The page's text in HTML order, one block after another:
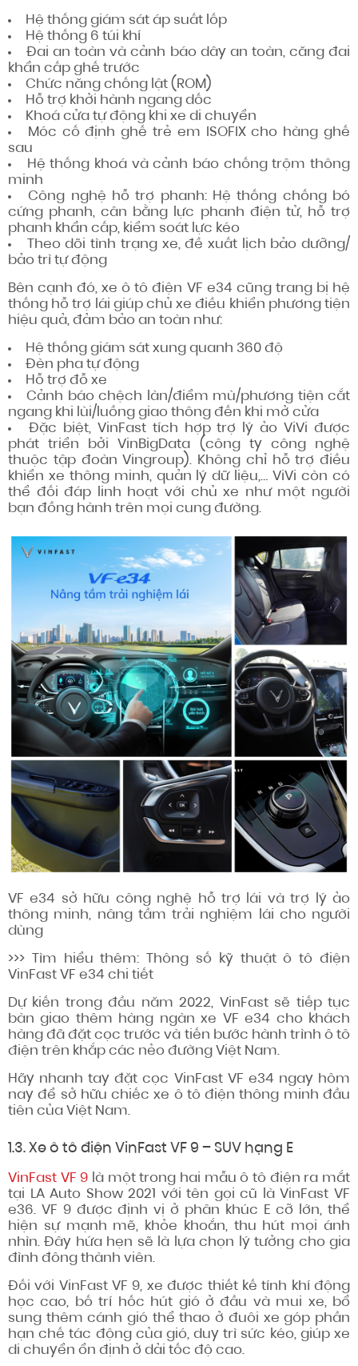
Hệ thống giám sát áp suất lốp
Hệ thống 6 túi khí
Đai an toàn và cảnh báo dây an toàn, căng đai
khẩn cấp ghế trước
Chức năng chống lật (ROM)
Hỗ trợ khởi hành ngang dốc
Khoá cửa tự động khi xe di chuyển
Móc cố định ghế trẻ em ISOFIX cho hàng ghế
sau
Hệ thống khoá và cảnh báo chống trộm thông
minh
Công nghệ hỗ trợ phanh: Hệ thống chống bó
cứng phanh, cân bằng lực phanh điện tử, hỗ trợ
phanh khẩn cấp, kiểm soát lực kéo
Theo dõi tình trạng xe, đề xuất lịch bảo dưỡng/
bảo trì tự động
Bên cạnh đó, xe ô tô điện VF e34 cũng trang bị hệ
thống hỗ trợ lái giúp chủ xe điều khiển phương tiện
hiệu quả, đảm bảo an toàn như:
Hệ thống giám sát xung quanh 360 độ
Đèn pha tự động
Hỗ trợ đỗ xe
Cảnh báo chệch làn/điểm mù/phương tiện cắt
ngang khi lùi/luồng giao thông đến khi mở cửa
Đặc biệt, VinFast tích hợp trợ lý ảo ViVi được
phát triển bởi VinBigData (công ty công nghệ
thuộc tập đoàn Vingroup). Không chỉ hỗ trợ điều
khiển xe thông minh, quản lý dữ liệu,… ViVi còn có
thể đối đáp linh hoạt với chủ xe như một người
bạn đồng hành trên mọi cung đường.
VF e34 sở hữu công nghệ hỗ trợ lái và trợ lý ảo
thông minh, nâng tầm trải nghiệm lái cho người
dùng
>>> Tìm hiểu thêm: Thông số kỹ thuật ô tô điện
VinFast VF e34 chi tiết
Dự kiến trong đầu năm 2022, VinFast sẽ tiếp tục
bàn giao thêm hàng ngàn xe VF e34 cho khách
hàng đã đặt cọc trước và tiến bước hành trình ô tô
điện trên khắp các nẻo đường Việt Nam.
Hãy nhanh tay đặt cọc VinFast VF e34 ngay hôm
nay để sở hữu chiếc xe ô tô điện thông minh đầu
tiên của Việt Nam.
1.3. Xe ô tô điện VinFast VF 9 – SUV hạng E
VinFast VF 9 là một trong hai mẫu ô tô điện ra mắt
tại LA Auto Show 2021 với tên gọi cũ là VinFast VF
e36. VF 9 được định vị ở phân khúc E cỡ lớn, thể
hiện sự mạnh mẽ, khỏe khoắn, thu hút mọi ánh
nhìn. Đây hứa hẹn sẽ là lựa chọn lý tưởng cho gia
đình đông thành viên.
Đối với VinFast VF 9, xe được thiết kế tính khí động
học cao, bố trí hốc hút gió ở đầu và mui xe, bổ
sung thêm cánh gió thể thao ở đuôi xe góp phần
hạn chế tác động của gió, duy trì sức kéo, giúp xe
di chuyển ổn định ở dải tốc độ cao.